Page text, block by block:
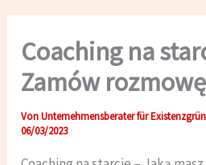
Coaching na
Zamów rozmowę
VonUnternehmensberater für
06/03/2023